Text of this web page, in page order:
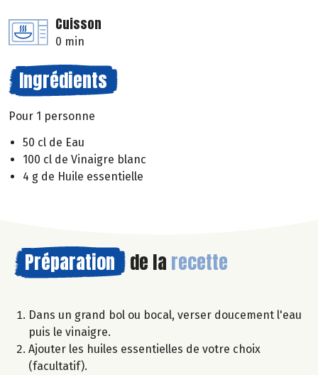
Cuisson
0 min
Ingrédients
Pour 1 personne
50 cl de Eau
100 cl de Vinaigre blanc
4 g de Huile essentielle
Préparation de la recette
Dans un grand bol ou bocal, verser doucement l'eau
puis le vinaigre.
Ajouter les huiles essentielles de votre choix
(facultatif).